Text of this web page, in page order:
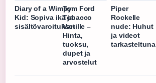
Diary of a Wimpy
Kid: Sopiva ikä ja
sisältövaroitukset
Tom Ford
Tobacco
Vanille –
Hinta,
tuoksu,
dupet ja
arvostelut
Piper
Rockelle
nude: Huhut
ja videot
tarkasteltuna